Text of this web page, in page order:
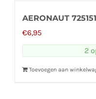
AERONAUT
€6,95
2
Toevoegen aan